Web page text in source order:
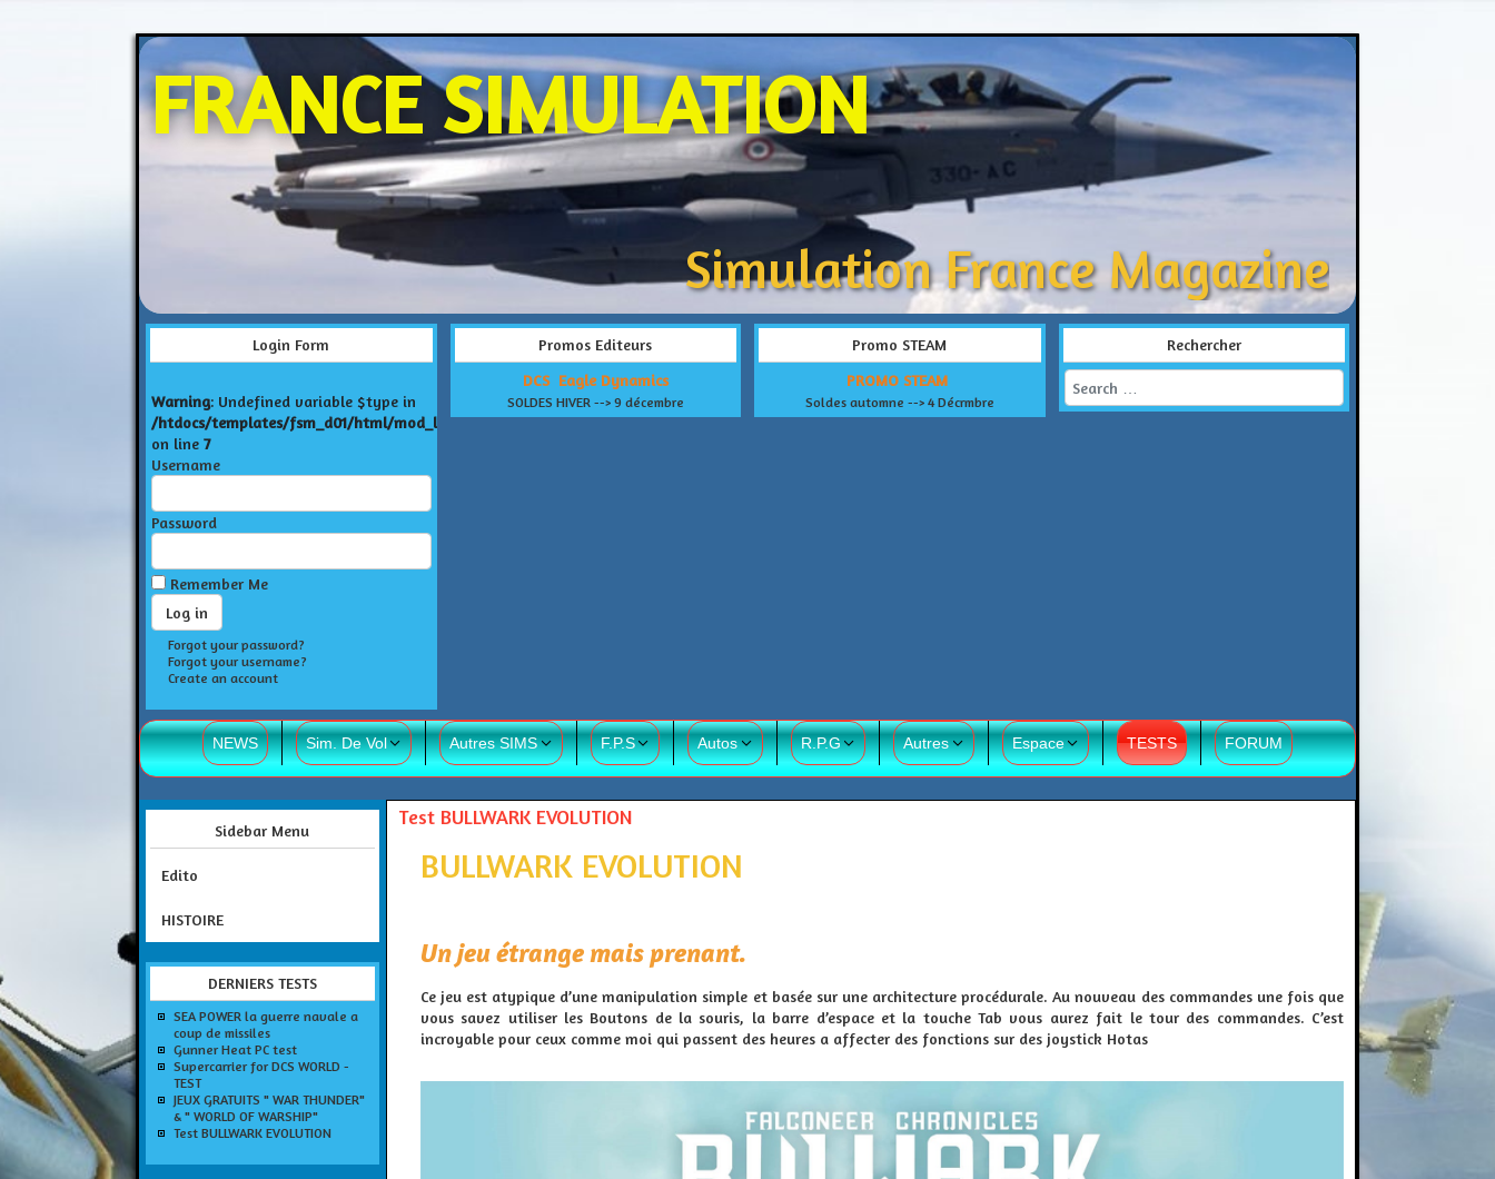
FRANCE SIMULATION
Simulation France Magazine
Login Form
Warning: Undefined variable $type in
/htdocs/templates/fsm_d01/html/mod_login/default.php
on line 7
Username
Password
Remember Me
Forgot your password?
Forgot your username?
Create an account
Promos Editeurs
DCS Eagle Dynamics
SOLDES HIVER --> 9 décembre
Promo STEAM
PROMO STEAM
Soldes automne --> 4 Décrmbre
Rechercher
Search
NEWS Sim. De Vol Autres SIMS F.P.S Autos R.P.G Autres Espace TESTS FORUM
Sidebar Menu
Edito
HISTOIRE
DERNIERS TESTS
SEA POWER la guerre navale a
coup de missiles
Gunner Heat PC test
Supercarrier for DCS WORLD -
TEST
JEUX GRATUITS " WAR THUNDER"
& " WORLD OF WARSHIP"
Test BULLWARK EVOLUTION
Test BULLWARK EVOLUTION
BULLWARK EVOLUTION
Un jeu étrange mais prenant.
Ce jeu est atypique d’une manipulation simple et basée sur une architecture procédurale. Aunouveau des commandes une fois que
vous savez utiliser les Boutons de la souris, la barre d’espace et la touche Tab vous aurez fait le tour des commandes. C’est
incroyable pour ceux comme moi qui passent des heures aaffecter des fonctions sur des joystick Hotas